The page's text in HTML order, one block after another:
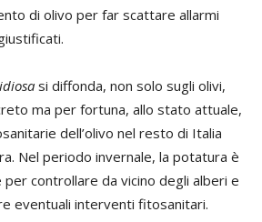
di olivo per far scattare allarmi
si diffonda, non solo sugli olivi,
ma per fortuna, allo stato attuale,
dell’olivo nel resto di Italia
Nel periodo invernale, la potatura è
per controllare da vicino degli alberi e
eventuali interventi fitosanitari.